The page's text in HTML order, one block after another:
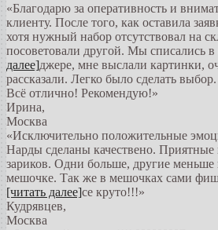
«Благодарю за оперативность и
клиенту. После того, как оставила
хотя нужный набор отсутствовал на
посоветовали другой. Мы списались в
далее]джере, мне выслали картинки,
рассказали. Легко было сделать
Всё отлично! Рекомендую!»
Ирина,
Москва
«Исключительно положительные
Нарды сделаны качествено.
зариков. Одни больше, другие меньше
мешочке. Так же в мешочках сами
[читать далее]се круто!!!»
Кудрявцев,
Москва